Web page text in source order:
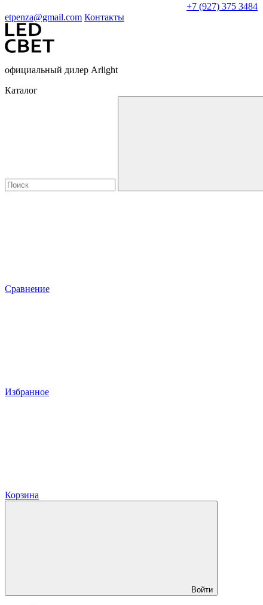
+7 (927) 375 3484
etpenza@gmail.com Контакты
официальный дилер Arlight
Каталог
Сравнение
Избранное
Корзина
Войти